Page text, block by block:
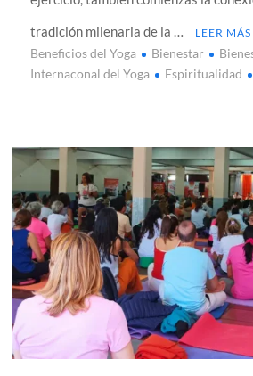
tradición milenaria de la …
LEER MÁS
Beneficios del Yoga Bienestar
Internaconal del Yoga
Espiritualidad